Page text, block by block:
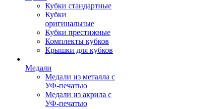
Кубки стандартные
Кубки
оригинальные
Кубки престижные
Комплекты кубков
Крышки для кубков
Медали
Медали из металла с
УФ-печатью
Медали из акрила с
УФ-печатью